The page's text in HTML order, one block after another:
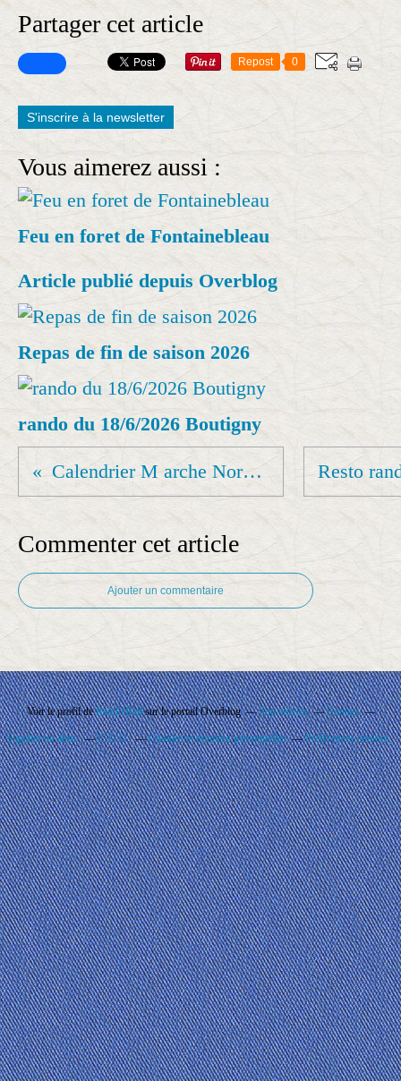
Partager cet article
Repost 0
S'inscrire à la newsletter
Vous aimerez aussi :
Feu en foret de Fontainebleau
Article publié depuis Overblog
Repas de fin de saison 2026
rando du 18/6/2026 Boutigny
Calendrier M arche Nordique avril 2025
Commenter cet article
Ajouter un commentaire
Voir le profil deRando'Ballsur le portail Overblog Top articles Contact
Signaler un abus C.G.U. Cookies et données personnelles Préférences cookies